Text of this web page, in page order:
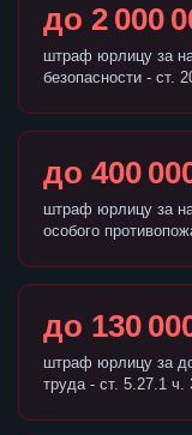
до 2 000
штраф юрлицу за
безопасности - ст.
до 400
штраф юрлицу за
особого
до 130
штраф юрлицу за
труда - ст. 5.27.1